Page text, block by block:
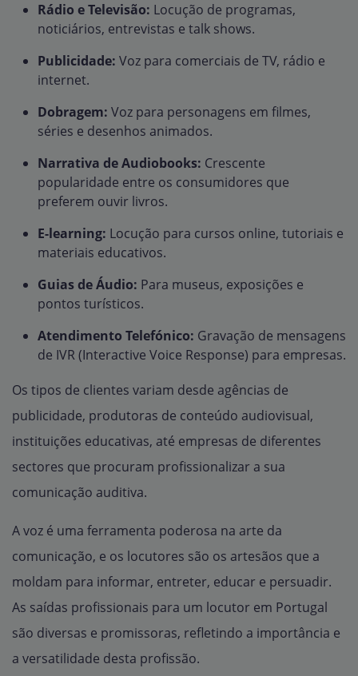
Rádio e Televisão: Locução de programas,
noticiários, entrevistas e talk shows.
Publicidade: Voz para comerciais de TV, rádio e
internet.
Dobragem: Voz para personagens em filmes,
séries e desenhos animados.
Narrativa de Audiobooks: Crescente
popularidade entre os consumidores que
preferem ouvir livros.
E-learning: Locução para cursos online, tutoriais e
materiais educativos.
Guias de Áudio: Para museus, exposições e
pontos turísticos.
Atendimento Telefónico: Gravação de mensagens
de IVR (Interactive Voice Response) para empresas.
Os tipos de clientes variam desde agências de
publicidade, produtoras de conteúdo audiovisual,
instituições educativas, até empresas de diferentes
sectores que procuram profissionalizar a sua
comunicação auditiva.
A voz é uma ferramenta poderosa na arte da
comunicação, e os locutores são os artesãos que a
moldam para informar, entreter, educar e persuadir.
As saídas profissionais para um locutor em Portugal
são diversas e promissoras, refletindo a importância e
a versatilidade desta profissão.